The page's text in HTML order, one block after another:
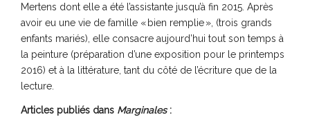
Mertens dont elle a été l’assistante jusqu’à fin 2015. Après
avoir eu une vie de famille « bien remplie », (trois grands
enfants mariés), elle consacre aujourd’hui tout son temps à
la peinture (préparation d’une exposition pour le printemps
2016) et à la littérature, tant du côté de l’écriture que de la
lecture.
Articles publiés dans Marginales: